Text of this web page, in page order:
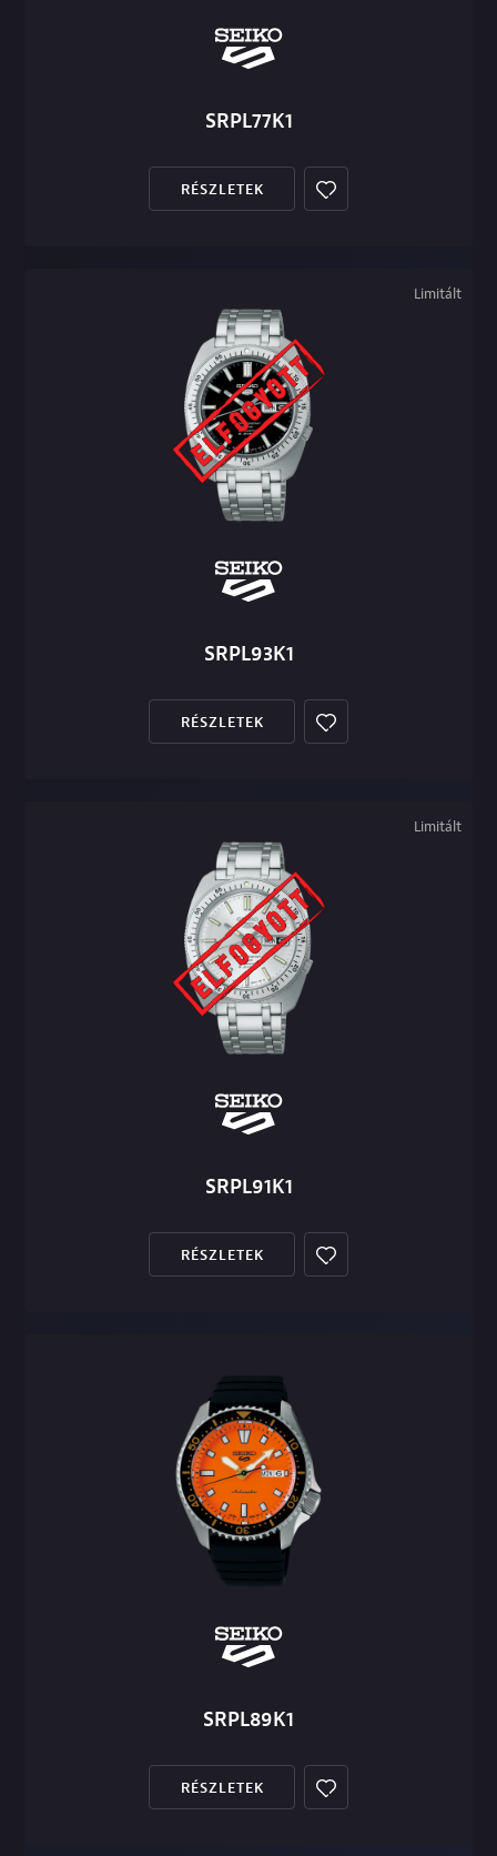
SRPL77K1
RÉSZLETEK
Limitált
SRPL93K1
RÉSZLETEK
Limitált
SRPL91K1
RÉSZLETEK
SRPL89K1
RÉSZLETEK